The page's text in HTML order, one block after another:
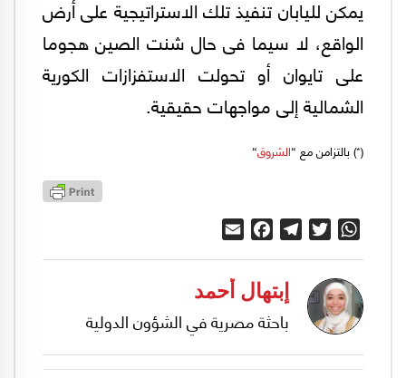
يمكن لليابان تنفيذ تلك الاستراتيجية على أرض
الواقع، لا سيما فى حال شنت الصين هجوما
على تايوان أو تحولت الاستفزازات الكورية
الشمالية إلى مواجهات حقيقية.
(*) بالتزامن مع “الشروق“
WhatsApp
Twitter
Telegram
Facebook
إبتهال أحمد
باحثة مصرية في الشؤون الدولية